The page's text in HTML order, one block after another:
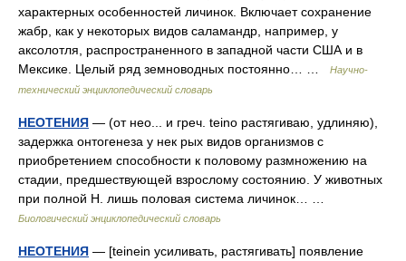
характерных особенностей личинок. Включает сохранение
жабр, как у некоторых видов саламандр, например, у
аксолотля, распространенного в западной части США и в
Мексике. Целый ряд земноводных постоянно… …
Научно-
технический энциклопедический словарь
НЕОТЕНИЯ — (от нео... и греч. teino растягиваю, удлиняю),
задержка онтогенеза у нек рых видов организмов с
приобретением способности к половому размножению на
стадии, предшествующей взрослому состоянию. У животных
при полной Н. лишь половая система личинок… …
Биологический энциклопедический словарь
НЕОТЕНИЯ — [teinein усиливать, растягивать] появление